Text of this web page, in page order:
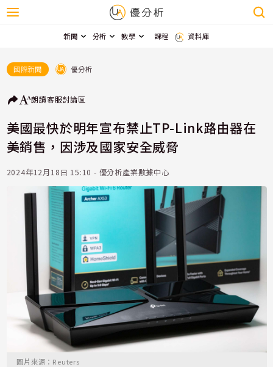
新聞 分析 教學 課程 資料庫
國際新聞 優分析
朗讀客服討論區
美國最快於明年宣布禁止TP-Link路由器在
美銷售，因涉及國家安全威脅
2024年12月18日 15:10 - 優分析產業數據中心
圖片來源：Reuters